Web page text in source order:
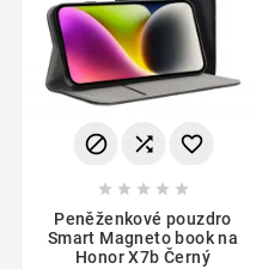
  
    
Peněženkové pouzdro
Smart Magneto book na
Honor X7b Černý